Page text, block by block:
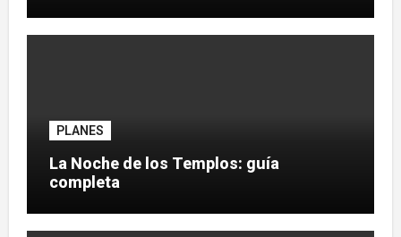
PLANES
La Noche de los Templos: guía
completa